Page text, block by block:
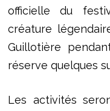
officielle du
créature
Guillotière
réserve quelques
Les activités